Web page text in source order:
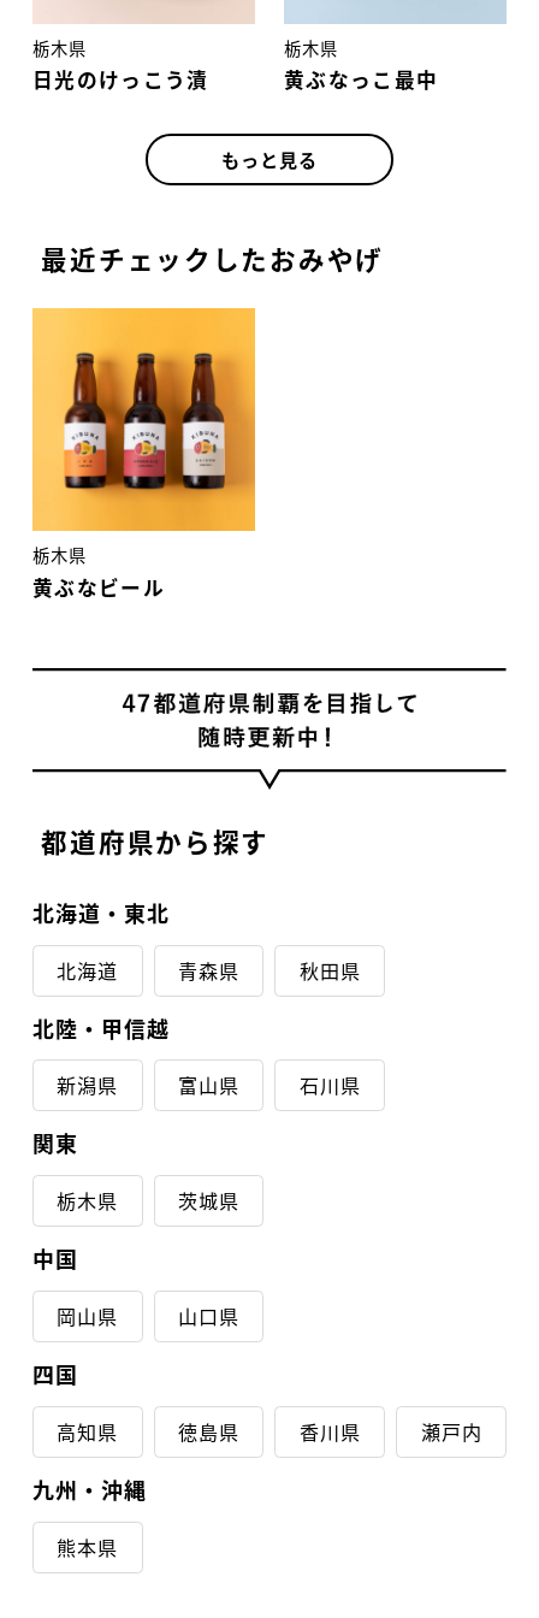
栃木県
日光のけっこう漬
栃木県
黄ぶなっこ最中
もっと見る
最近チェックしたおみやげ
栃木県
黄ぶなビール
都道府県から探す
北海道・東北
北海道 青森県 秋田県
北陸・甲信越
新潟県 富山県 石川県
関東
栃木県 茨城県
中国
岡山県 山口県
四国
高知県 徳島県 香川県 瀬戸内
九州・沖縄
熊本県